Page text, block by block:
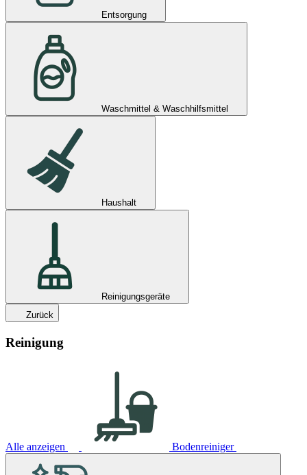
Entsorgung
Waschmittel & Waschhilfsmittel
Haushalt
Reinigungsgeräte
Zurück
Reinigung
Alle anzeigen Bodenreiniger